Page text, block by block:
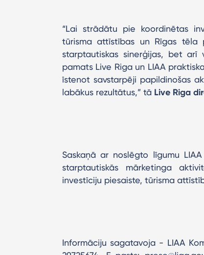
“Lai strādātu pie koordinētas
tūrisma attīstības un Rīgas tēla
starptautiskas sinerģijas, bet arī
pamats Live Riga un LIAA
īstenot savstarpēji papildinošas
labākus rezultātus,” tā Live Riga
Saskaņā ar noslēgto līgumu
starptautiskās mārketinga
investīciju piesaiste, tūrisma
Informāciju sagatavoja - LIAA